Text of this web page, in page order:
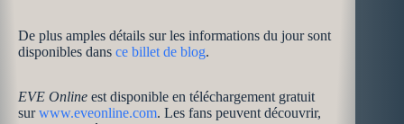
De plus amples détails sur les informations du jour sont
disponibles dans ce billet de blog.
EVE Online est disponible en téléchargement gratuit
surwww.eveonline.com. Les fans peuvent découvrir,